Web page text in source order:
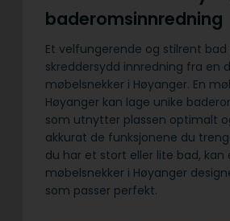
baderomsinnredning
Et velfungerende og stilrent
skreddersydd innredning fra en
møbelsnekker i Høyanger. En
Høyanger kan lage unike
som utnytter plassen optimalt
akkurat de funksjonene du
du har et stort eller lite bad, kan
møbelsnekker i Høyanger
som passer perfekt.